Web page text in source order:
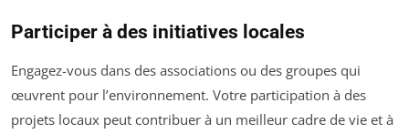
Participer à des initiatives locales
Engagez-vous dans des associations ou des groupes qui
œuvrent pour l’environnement. Votre participation à des
projets locaux peut contribuer à un meilleur cadre de vie et à